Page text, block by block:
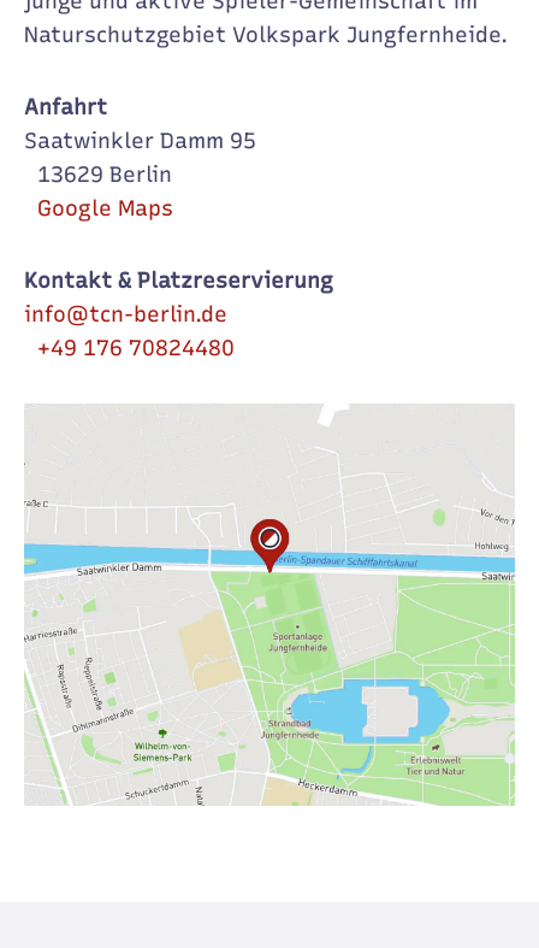
Naturschutzgebiet Volkspark Jungfernheide.
Anfahrt
Saatwinkler Damm 95
13629 Berlin
Google Maps
Kontakt & Platzreservierung
info@tcn-berlin.de
+49 ‭176 70824480‬